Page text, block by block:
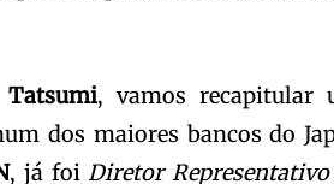
Tatsumi, vamos recapitular
dos maiores bancos do
, já foiDiretor Representativo